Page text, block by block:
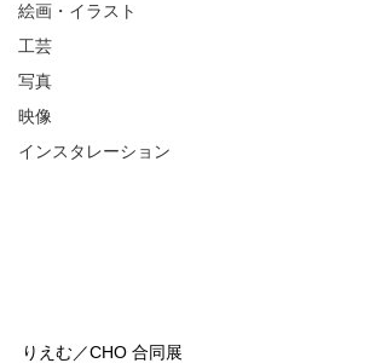
絵画・イラスト
工芸
写真
映像
インスタレーション
りえむ／CHO 合同展